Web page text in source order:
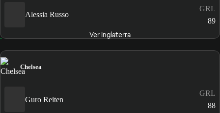
Alessia Russo
GRL
89
Ver Inglaterra
Chelsea
Guro Reiten
GRL
88